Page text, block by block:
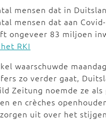
mensen dat in
mensen dat aan
ongeveer 83 miljoen
RKI
waarschuwde
zo verder gaat,
Zeitung noemde ze
en crèches
uit over het